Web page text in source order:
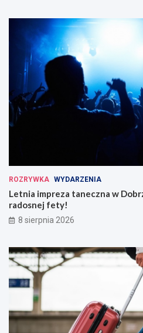
ROZRYWKA WYDARZENIA
Letnia impreza taneczna w
radosnej fety!
8 sierpnia 2026